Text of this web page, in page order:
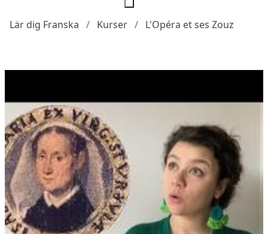
Lär dig Franska Kurser L'Opéra et ses Zouz